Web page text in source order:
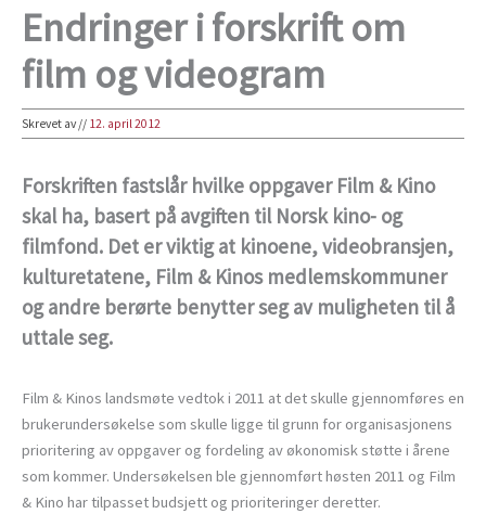
Endringer i forskrift om
film og videogram
Skrevet av// 12. april 2012
Forskriften fastslår hvilke oppgaver Film & Kino
skal ha, basert på avgiften til Norsk kino- og
filmfond. Det er viktig at kinoene, videobransjen,
kulturetatene, Film & Kinos medlemskommuner
og andre berørte benytter seg av muligheten til å
uttale seg.
Film & Kinos landsmøte vedtok i 2011 at det skulle gjennomføres en
brukerundersøkelse som skulle ligge til grunn for organisasjonens
prioritering av oppgaver og fordeling av økonomisk støtte i årene
som kommer. Undersøkelsen ble gjennomført høsten 2011 og Film
& Kino har tilpasset budsjett og prioriteringer deretter.